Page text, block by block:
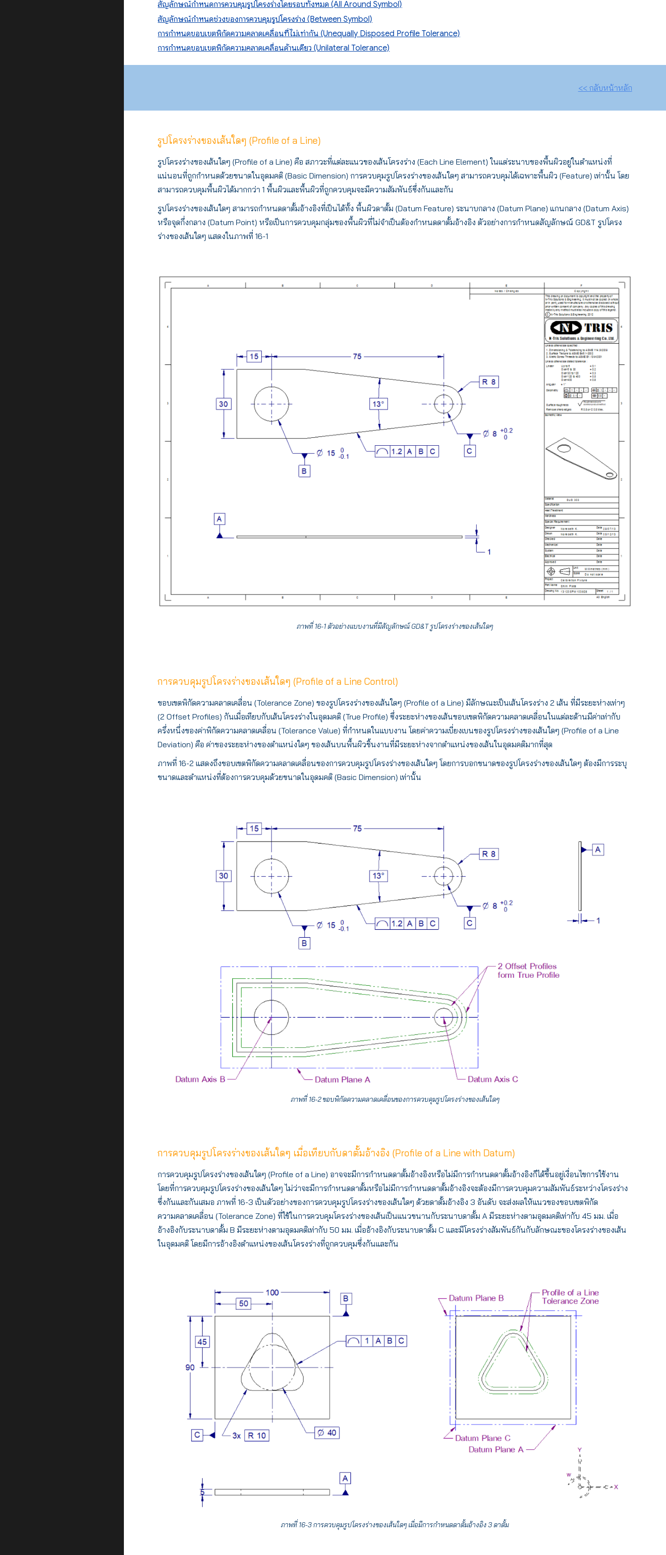
สัญลักษณ์กำหนดการควบคุมรูปโครงร่างโดยรอบทั้งหมด (All Around Symbol)
สัญลักษณ์กำหนดช่วงของการควบคุมรูปโครงร่าง (Between Symbol)
การกำหนดขอบเขตพิกัดความคลาดเคลื่อนที่ไม่เท่ากัน (Unequally Disposed Profile Tolerance)
การกำหนดขอบเขตพิกัดความคลาดเคลื่อนด้านเดียว (Unilateral Tolerance)
<< กลับหน้าหลัก
รูปโครงร่างของเส้นใดๆ (Profile of a Line)
รูปโครงร่างของเส้นใดๆ (Profile of a Line) คือ สภาวะที่แต่ละแนวของเส้นโครงร่าง (Each Line Element) ในแต่ระนาบของพื้นผิวอยู่ในตำแหน่งที่
แน่นอนที่ถูกกำหนดด้วยขนาดในอุดมคติ (Basic Dimension) การควบคุมรูปโครงร่างของเส้นใดๆ สามารถควบคุมได้เฉพาะพื้นผิว (Feature) เท่านั้น โดย
สามารถควบคุมพื้นผิวได้มากกว่า 1 พื้นผิวและพื้นผิวที่ถูกควบคุมจะมีความสัมพันธ์ซึ่งกันและกัน
รูปโครงร่างของเส้นใดๆ สามารถกำหนดดาตั้มอ้างอิงที่เป็นได้ทั้ง พื้นผิวดาตั้ม (Datum Feature) ระนาบกลาง (Datum Plane) แกนกลาง (Datum Axis)
หรือจุดกึ่งกลาง (Datum Point) หรือเป็นการควบคุมกลุ่มของพื้นผิวที่ไม่จำเป็นต้องกำหนดดาตั้มอ้างอิง ตัวอย่างการกำหนดสัญลักษณ์ GD&T รูปโครง
ร่างของเส้นใดๆ แสดงในภาพที่ 16-1
ภาพที่ 16-1 ตัวอย่างแบบงานที่มีสัญลักษณ์ GD&T รูปโครงร่างของเส้นใดๆ
การควบคุมรูปโครงร่างของเส้นใดๆ (Profile of a Line Control)
ขอบเขตพิกัดความคลาดเคลื่อน (Tolerance Zone) ของรูปโครงร่างของเส้นใดๆ (Profile of a Line) มีลักษณะเป็นเส้นโครงร่าง 2 เส้น ที่มีระยะห่างเท่าๆ
(2 Offset Profiles) กันเมื่อเทียบกับเส้นโครงร่างในอุดมคติ (True Profile) ซึ่งระยะห่างของเส้นขอบเขตพิกัดความคลาดเคลื่อนในแต่ละด้านมีค่าเท่ากับ
ครึ่งหนึ่งของค่าพิกัดความคลาดเคลื่อน (Tolerance Value) ที่กำหนดในแบบงาน โดยค่าความเบี่ยงเบนของรูปโครงร่างของเส้นใดๆ (Profile of a Line
Deviation) คือ ค่าของระยะห่างของตำแหน่งใดๆ ของเส้นบนพื้นผิวชิ้นงานที่มีระยะห่างจากตำแหน่งของเส้นในอุดมคติมากที่สุด
ภาพที่ 16-2 แสดงถึงขอบเขตพิกัดความคลาดเคลื่อนของการควบคุมรูปโครงร่างของเส้นใดๆ โดยการบอกขนาดของรูปโครงร่างของเส้นใดๆ ต้องมีการระบุ
ขนาดและตำแหน่งที่ต้องการควบคุมด้วยขนาดในอุดมคติ (Basic Dimension) เท่านั้น
ภาพที่ 16-2 ขอบพิกัดความคลาดเคลื่อนของการควบคุมรูปโครงร่างของเส้นใดๆ
การควบคุมรูปโครงร่างของเส้นใดๆ เมื่อเทียบกับดาตั้มอ้างอิง (Profile of a Line with Datum)
การควบคุมรูปโครงร่างของเส้นใดๆ (Profile of a Line) อาจจะมีการกำหนดดาตั้มอ้างอิงหรือไม่มีการกำหนดดาตั้มอ้างอิงก็ได้ขึ้นอยู่เงื่อนไขการใช้งาน
โดยที่การควบคุมรูปโครงร่างของเส้นใดๆ ไม่ว่าจะมีการกำหนดดาตั้มหรือไม่มีการกำหนดดาตั้มอ้างอิงจะต้องมีการควบคุมความสัมพันธ์ระหว่างโครงร่าง
ซึ่งกันและกันเสมอ ภาพที่ 16-3 เป็นตัวอย่างของการควบคุมรูปโครงร่างของเส้นใดๆ ด้วยดาตั้มอ้างอิง 3 อันดับ จะส่งผลให้แนวของขอบเขตพิกัด
ความคลาดเคลื่อน (Tolerance Zone) ที่ใช้ในการควบคุมโครงร่างของเส้นเป็นแนวขนานกับระนาบดาตั้ม A มีระยะห่างตามอุดมคติเท่ากับ 45 มม. เมื่อ
อ้างอิงกับระนาบดาตั้ม B มีระยะห่างตามอุดมคติเท่ากับ 50 มม. เมื่ออ้างอิงกับระนาบดาตั้ม C และมีโครงร่างสัมพันธ์กันกับลักษณะของโครงร่างของเส้น
ในอุดมคติ โดยมีการอ้างอิงตำแหน่งของเส้นโครงร่างที่ถูกควบคุมซึ่งกันและกัน
ภาพที่ 16-3 การควบคุมรูปโครงร่างของเส้นใดๆ เมื่อมีการกำหนดดาตั้มอ้างอิง 3 ดาตั้ม